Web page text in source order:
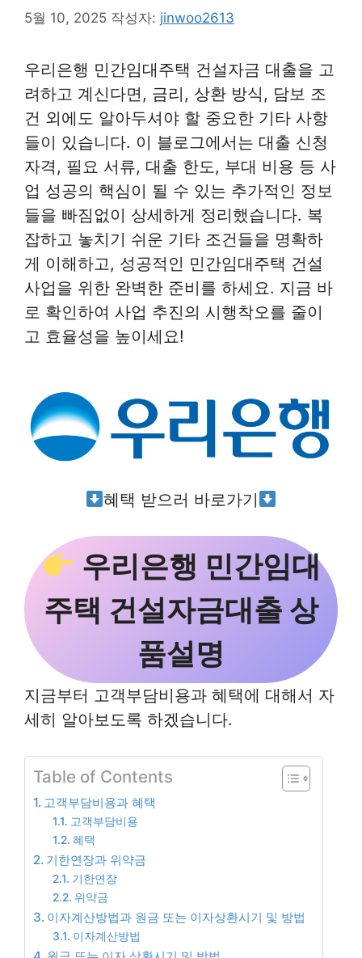
5월 10, 2025 작성자: jinwoo2613
우리은행 민간임대주택 건설자금 대출을 고
려하고 계신다면, 금리, 상환 방식, 담보 조
건 외에도 알아두셔야 할 중요한 기타 사항
들이 있습니다. 이 블로그에서는 대출 신청
자격, 필요 서류, 대출 한도, 부대 비용 등 사
업 성공의 핵심이 될 수 있는 추가적인 정보
들을 빠짐없이 상세하게 정리했습니다. 복
잡하고 놓치기 쉬운 기타 조건들을 명확하
게 이해하고, 성공적인 민간임대주택 건설
사업을 위한 완벽한 준비를 하세요. 지금 바
로 확인하여 사업 추진의 시행착오를 줄이
고 효율성을 높이세요!
혜택 받으러 바로가기
우리은행 민간임대
주택 건설자금대출 상
품설명
지금부터 고객부담비용과 혜택에 대해서 자
세히 알아보도록 하겠습니다.
Table of Contents
고객부담비용과 혜택
고객부담비용
혜택
기한연장과 위약금
기한연장
위약금
이자계산방법과 원금 또는 이자상환시기 및 방법
이자계산방법